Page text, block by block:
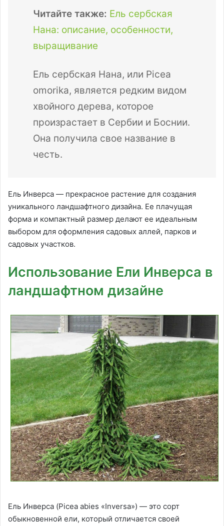
Читайте также: Ель сербская
Нана: описание, особенности,
выращивание
Ель сербская Нана, или Picea
omorika, является редким видом
хвойного дерева, которое
произрастает в Сербии и Боснии.
Она получила свое название в
честь.
Ель Инверса — прекрасное растение для создания
уникального ландшафтного дизайна. Ее плачущая
форма и компактный размер делают ее идеальным
выбором для оформления садовых аллей, парков и
садовых участков.
Использование Ели Инверса в
ландшафтном дизайне
Ель Инверса (Picea abies «Inversa») — это сорт
обыкновенной ели, который отличается своей